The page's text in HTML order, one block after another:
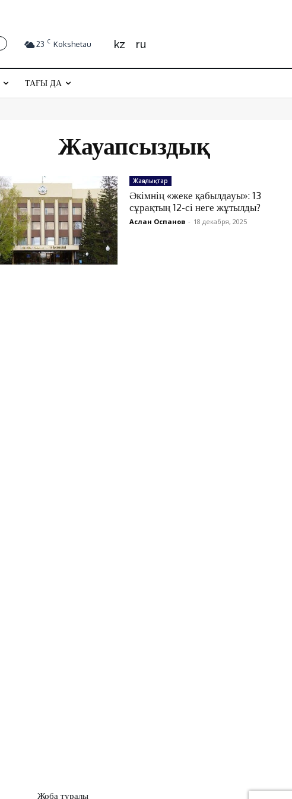
23 C Kokshetau kz ru
ТАҒЫ ДА
Жауапсыздық
Жаңалықтар
Әкімнің «жеке қабылдауы»: 13
сұрақтың 12-сі неге жұтылды?
Аслан Оспанов - 18 декабря, 2025
Жоба туралы